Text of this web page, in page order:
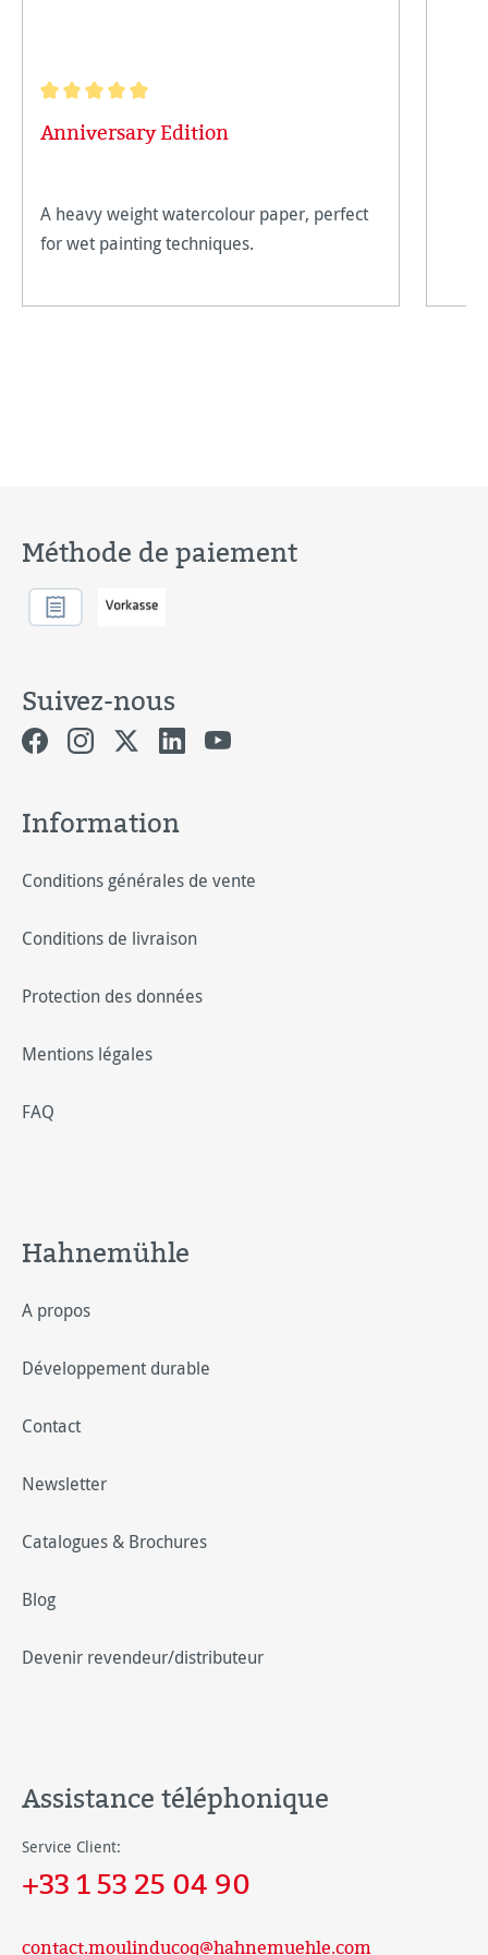
Anniversary Edition
A heavy weight watercolour paper, perfect
for wet painting techniques.
Méthode de paiement
Suivez-nous
Information
Conditions générales de vente
Conditions de livraison
Protection des données
Mentions légales
FAQ
Hahnemühle
A propos
Développement durable
Contact
Newsletter
Catalogues & Brochures
Blog
Devenir revendeur/distributeur
Assistance téléphonique
Service Client:
+33 1 53 25 04 90
contact.moulinducoq@hahnemuehle.com